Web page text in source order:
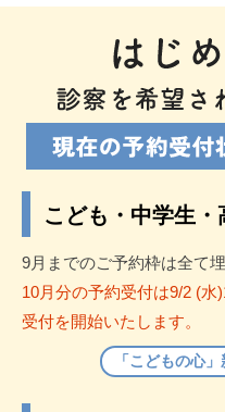
こども・中学生
9月までのご予約枠は全て埋
10月分の予約受付は9/2 (
受付を開始いたします。
「こどもの心